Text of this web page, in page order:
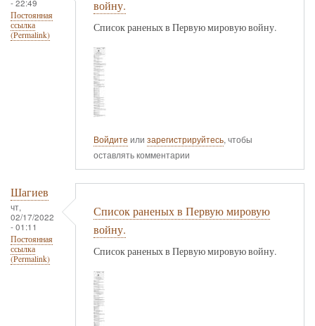
- 22:49
Постоянная
ссылка
(Permalink)
войну.
Список раненых в Первую мировую войну.
Войдите или зарегистрируйтесь, чтобы
оставлять комментарии
Шагиев
чт,
02/17/2022
- 01:11
Постоянная
ссылка
(Permalink)
Список раненых в Первую мировую
войну.
Список раненых в Первую мировую войну.